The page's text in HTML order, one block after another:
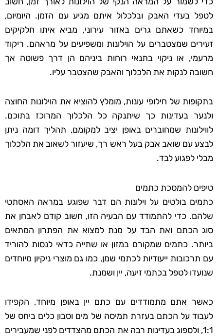
לטפל בעדי האבק ובלכלול איתם מגיע עם הזמן. היומיום,
במיוחד כשאתם גרים באזור עירוני, מביא איתו חלקיקים
זעירים שמצטברים על הוילונות ומשפיעים על מראהם. ריקוד
מרעמי, או ניקוי בתנאי רוחות ביניהם הן דרך פשוטה אך
חשובה לנקות את הלכלוך והאבק שהצטבר עליו.
בתקופות של חילופי עונות, מומלץ להוציא את הוילונות החוצה
ולנער בעדינות כך שיתנקה כל הלכלוך המרוכז בתוכם.
לווילונות שמחוברים באופן יציב למקומם, תהליך דומה ניתן
לבצע עם שואב אבק בעל ראש רך, שיעזור לשאוב את הלכלוך
מבלי לפגוע לבד.
טיפים להמסכת כתמים
כתמים בולטים על וילונות הם דבר שפוגע במראה האסתטי
שלהם. כדי להתמודד עם הבעיה הזו, חשוב קודם לאבחן את
סוג הכתם ואת הבד על מנת למצוא את הפתרון המתאים
ביותר. כתמים שמקורם במזון או שתייה כדאי לנסות להוריד
עם תרכובות ייעודיות לכתמי שמן, כמו גם מוצרי ניקיון מיוחדים
שנועדו לטפל בכתמי זיעה, יין ושמנת.
כאשר אתם מתמודדים עם כתם יין באופן מיוחד, הקפידו
לעבוד על הכתם בעזרת תמיסה של מים וסבון כלים ביחס של
1:1, ולספוג בעדינות רבה את הכתם מהצדדים לפני שמעבירים